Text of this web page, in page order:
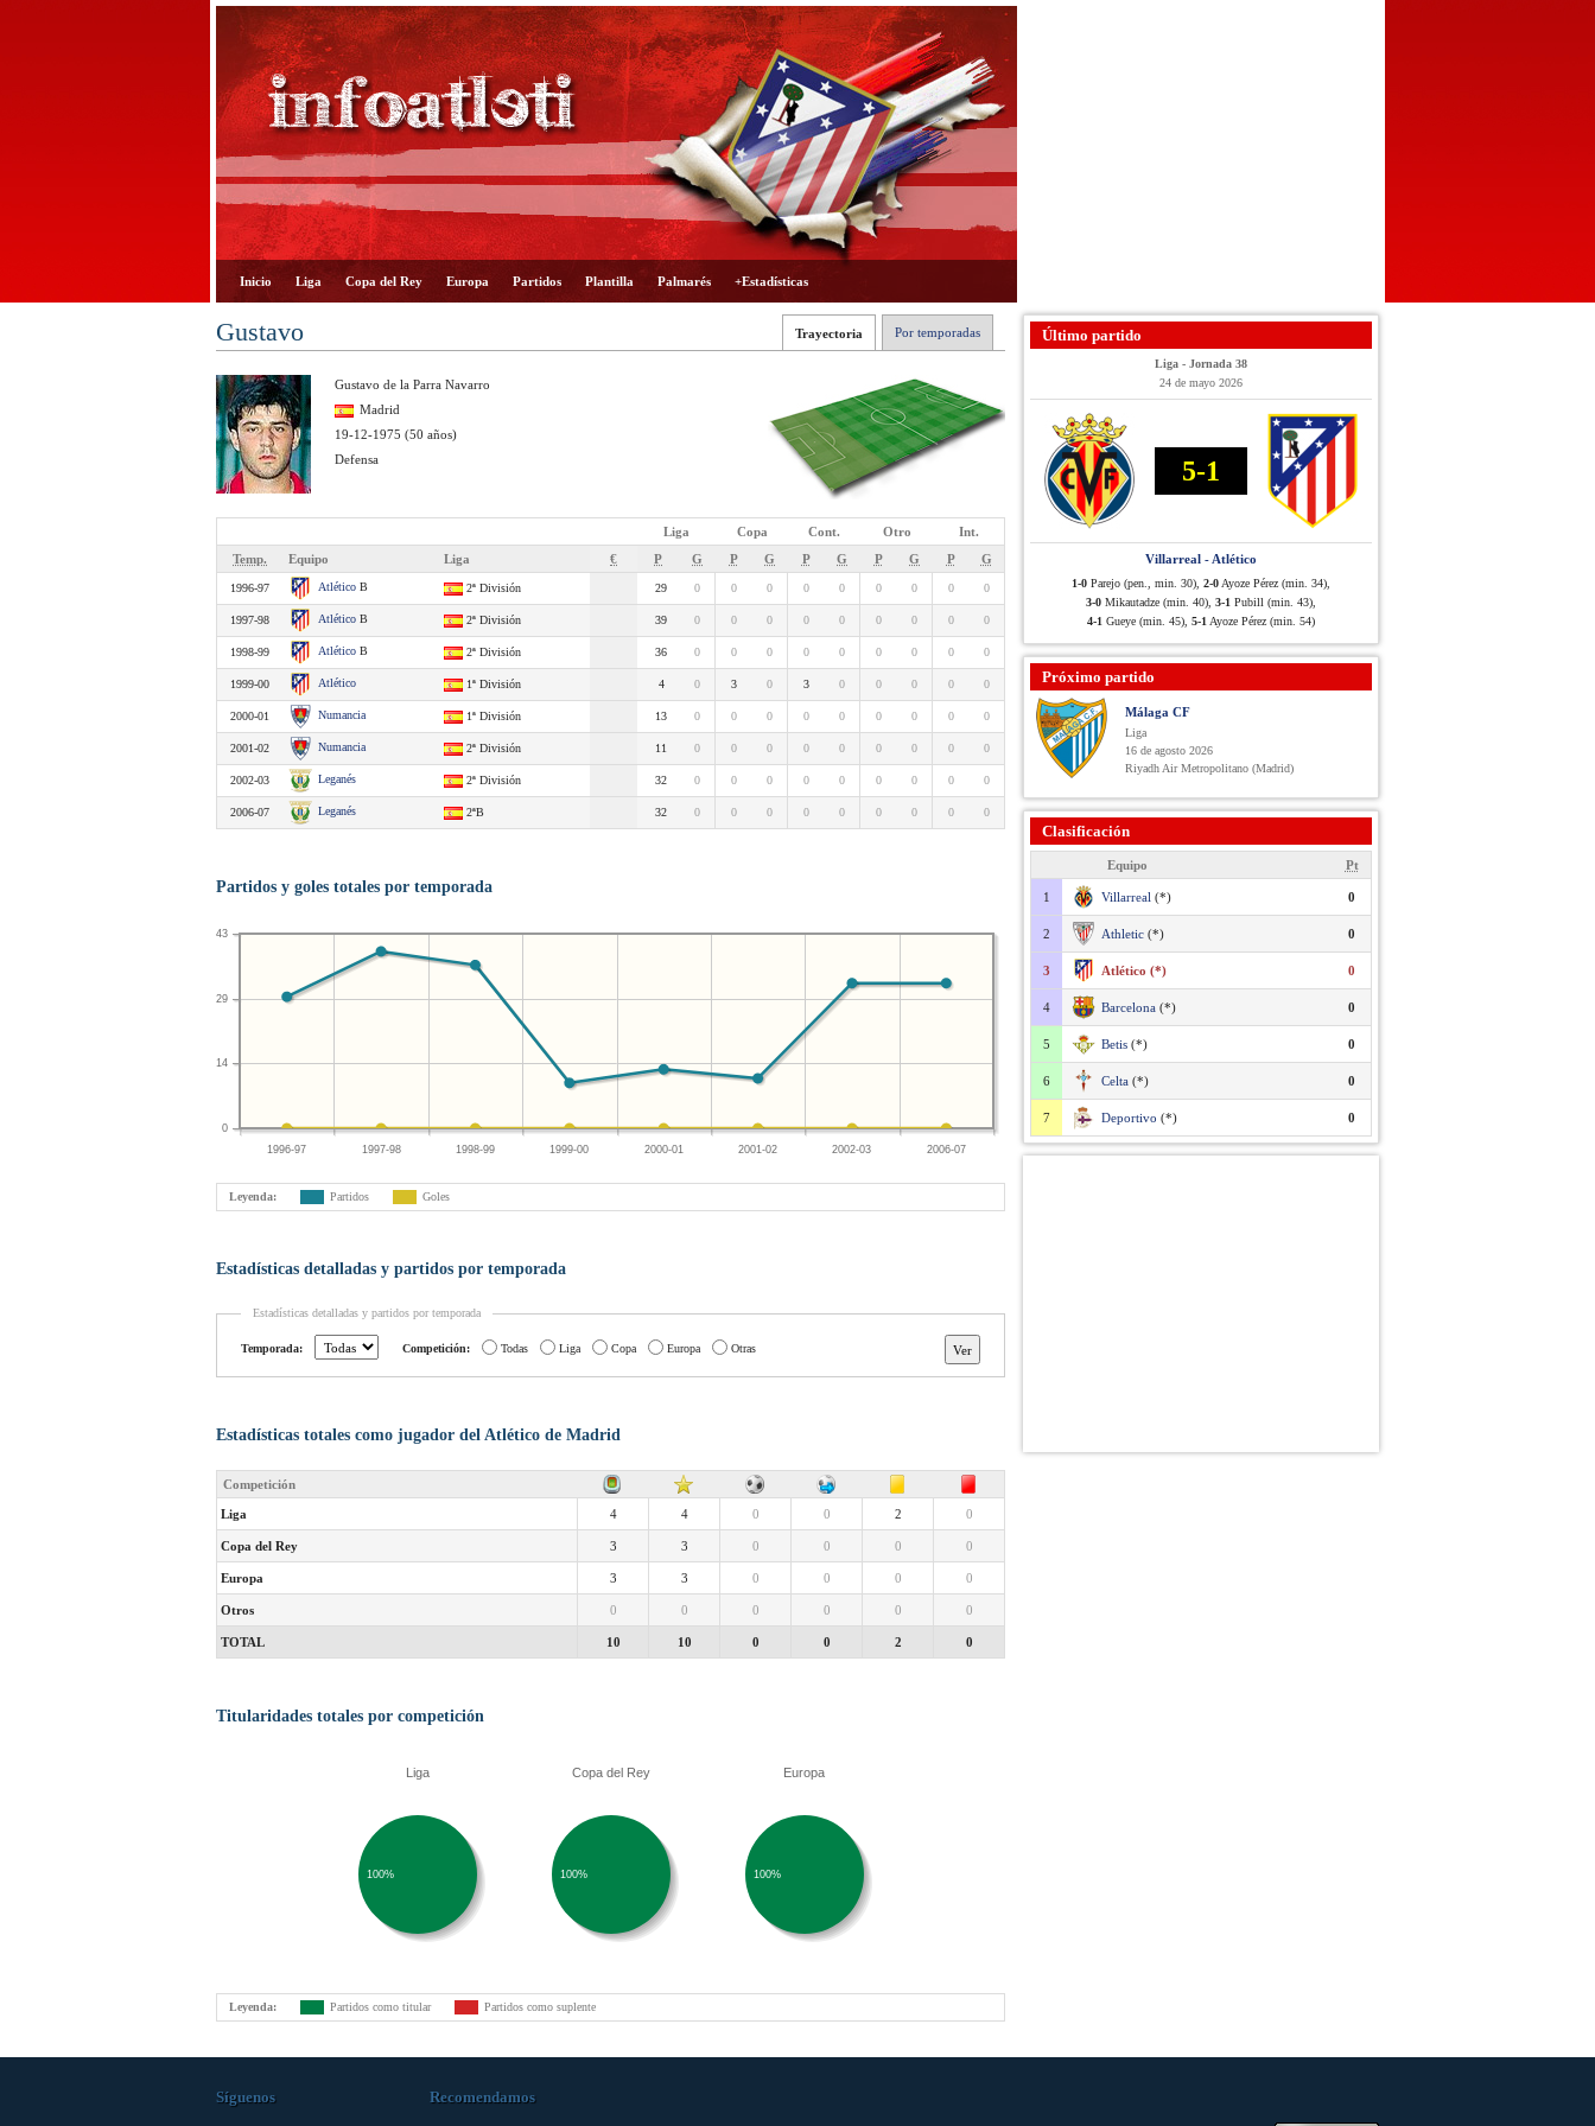
Inicio Liga Copa del Rey Europa Partidos Plantilla Palmarés +Estadísticas
Por temporadas
Trayectoria
Gustavo
Gustavo de la Parra Navarro
Madrid
19-12-1975 (50 años)
Defensa
Liga Copa Cont. Otro
Int.
Temp.
Equipo Liga € P G P G P G P G P G
1996-97 Atlético B 2ª División 29 0 0 0 0 0 0 0 0 0
1997-98 Atlético B 2ª División 39 0 0 0 0 0 0 0 0 0
1998-99 Atlético B 2ª División 36 0 0 0 0 0 0 0 0 0
1999-00 Atlético 1ª División 4 0 3 0 3 0 0 0 0 0
2000-01 Numancia 1ª División 13 0 0 0 0 0 0 0 0 0
2001-02 Numancia 2ª División 11 0 0 0 0 0 0 0 0 0
2002-03 Leganés 2ª División 32 0 0 0 0 0 0 0 0 0
2006-07 Leganés 2ªB 32 0 0 0 0 0 0 0 0 0
Partidos y goles totales por temporada
1996-97 1997-98 1998-99 1999-00 2000-01 2001-02 2002-03 2006-07
0
14
29
43
Leyenda: Partidos Goles
Estadísticas detalladas y partidos por temporada
Estadísticas detalladas y partidos por temporada
Temporada: Competición: Todas Liga Copa Europa Otras
Estadísticas totales como jugador del Atlético de Madrid
Competición
Liga 4 4 0 0 2 0
Copa del Rey 3 3 0 0 0 0
Europa 3 3 0 0 0 0
Otros 0 0 0 0 0 0
TOTAL 10 10 0 0 2 0
Titularidades totales por competición
Liga
100%
Copa del Rey
100%
Europa
100%
Leyenda: Partidos como titular Partidos como suplente
Último partido
Liga - Jornada 38
24 de mayo 2026
5-1
Villarreal - Atlético
1-0 Parejo (pen., min. 30), 2-0 Ayoze Pérez (min. 34),
3-0 Mikautadze (min. 40), 3-1 Pubill (min. 43),
4-1 Gueye (min. 45), 5-1 Ayoze Pérez (min. 54)
Próximo partido
Málaga CF
Liga
16 de agosto 2026
Riyadh Air Metropolitano (Madrid)
Clasificación
Equipo Pt
1 Villarreal (*) 0
2 Athletic (*) 0
3 Atlético (*) 0
4 Barcelona (*) 0
5 Betis (*) 0
6 Celta (*) 0
7 Deportivo (*) 0
Síguenos Recomendamos